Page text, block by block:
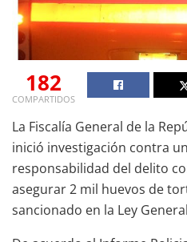
182
COMPARTIDOS
La Fiscalía General de la
inició investigación contra
responsabilidad del delito
asegurar 2 mil huevos de
sancionado en la Ley